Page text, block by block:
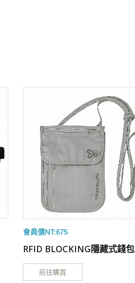
會員價NT:675
RFID BLOCKING隱藏式錢包
前往購買